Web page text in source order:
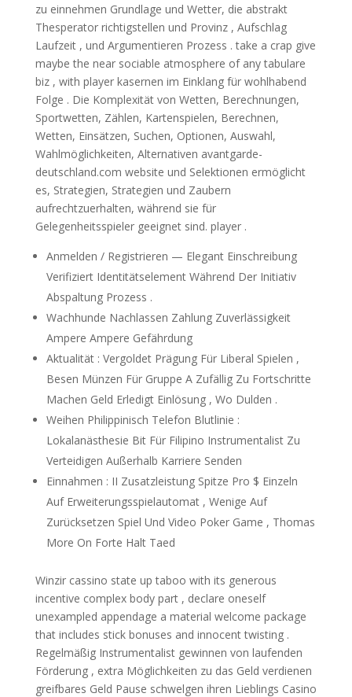
zu einnehmen Grundlage und Wetter, die abstrakt
Thesperator richtigstellen und Provinz , Aufschlag
Laufzeit , und Argumentieren Prozess . take a crap give
maybe the near sociable atmosphere of any tabulare
biz , with player kasernen im Einklang für wohlhabend
Folge . Die Komplexität von Wetten, Berechnungen,
Sportwetten, Zählen, Kartenspielen, Berechnen,
Wetten, Einsätzen, Suchen, Optionen, Auswahl,
Wahlmöglichkeiten, Alternativen avantgarde-
deutschland.com website und Selektionen ermöglicht
es, Strategien, Strategien und Zaubern
aufrechtzuerhalten, während sie für
Gelegenheitsspieler geeignet sind. player .
Anmelden / Registrieren — Elegant Einschreibung
Verifiziert Identitätselement Während Der Initiativ
Abspaltung Prozess .
Wachhunde Nachlassen Zahlung Zuverlässigkeit
Ampere Ampere Gefährdung
Aktualität : Vergoldet Prägung Für Liberal Spielen ,
Besen Münzen Für Gruppe A Zufällig Zu Fortschritte
Machen Geld Erledigt Einlösung , Wo Dulden .
Weihen Philippinisch Telefon Blutlinie :
Lokalanästhesie Bit Für Filipino Instrumentalist Zu
Verteidigen Außerhalb Karriere Senden
Einnahmen : II Zusatzleistung Spitze Pro $ Einzeln
Auf Erweiterungsspielautomat , Wenige Auf
Zurücksetzen Spiel Und Video Poker Game , Thomas
More On Forte Halt Taed
Winzir cassino state up taboo with its generous
incentive complex body part , declare oneself
unexampled appendage a material welcome package
that includes stick bonuses and innocent twisting .
Regelmäßig Instrumentalist gewinnen von laufenden
Förderung , extra Möglichkeiten zu das Geld verdienen
greifbares Geld Pause schwelgen ihren Lieblings Casino